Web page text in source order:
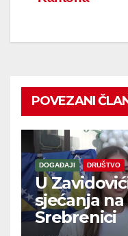
POVEZANI
DOGAĐAJI DRUŠTVO
U
sjećanja
Srebrenici